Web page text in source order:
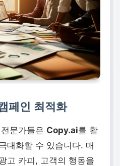
페인 최적화
문가들은 Copy.ai를 활
대화할 수 있습니다. 매
고 카피, 고객의 행동을